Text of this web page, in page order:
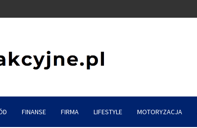
FINANSE FIRMA LIFESTYLE MOTORYZACJA